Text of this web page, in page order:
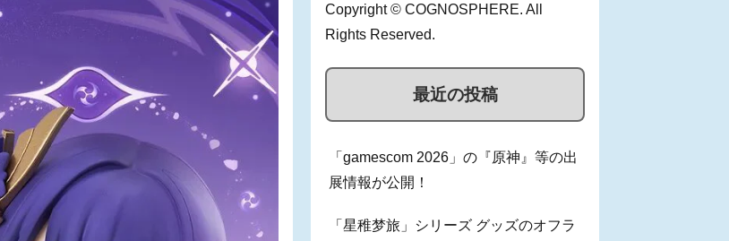
Copyright © COGNOSPHERE. All
Rights Reserved.
最近の投稿
「gamescom 2026」の『原神』等の出
展情報が公開！
「星稚梦旅」シリーズ グッズのオフラ